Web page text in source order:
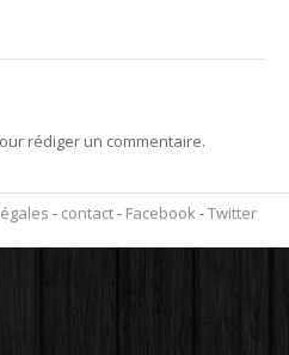
rédiger un commentaire.
- contact- Facebook -Twitter